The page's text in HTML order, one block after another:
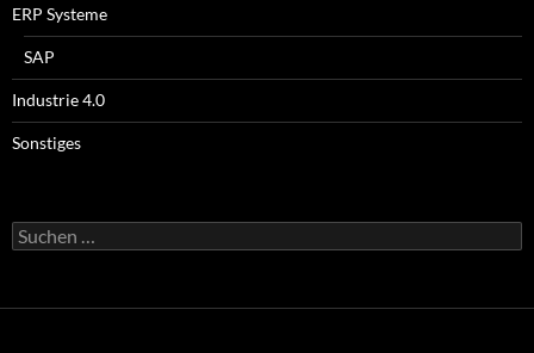
ERP Systeme
SAP
Industrie 4.0
Sonstiges
Suchen
nach: